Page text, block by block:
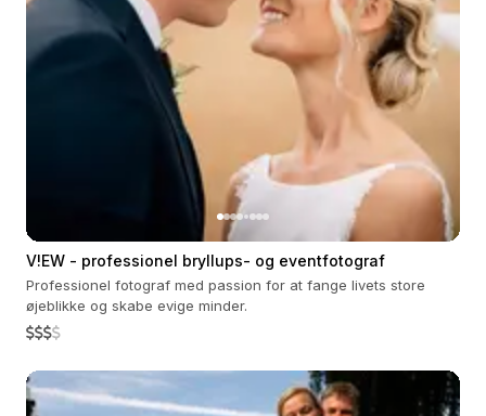
V!EW - professionel bryllups- og eventfotograf
Professionel fotograf med passion for at fange livets store
øjeblikke og skabe evige minder.